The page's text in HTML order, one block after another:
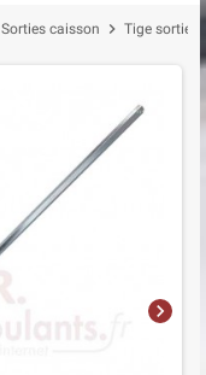
Sorties caisson chevron_right Tige sortie
chevron_right